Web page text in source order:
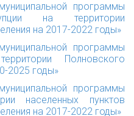
программы
на территории
на 2017-2022 годы»
программы
Полновского
2025 годы»
программы
населенных пунктов
на 2017-2022 годы»